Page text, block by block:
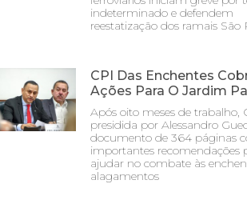
indeterminado e defendem
reestatização dos ramais São
CPI Das Enchentes
Ações Para O Jardim
Após oito meses de trabalho,
presidida por Alessandro
documento de 364 páginas
importantes recomendações
ajudar no combate às
alagamentos